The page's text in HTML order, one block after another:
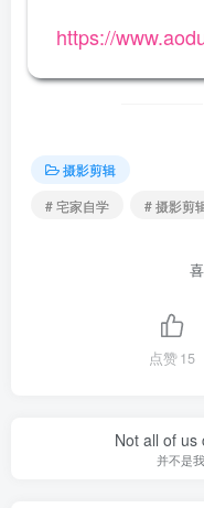
https://
摄影剪辑
# 宅家自学
# 摄影剪
点赞15
Not all of us
并不是